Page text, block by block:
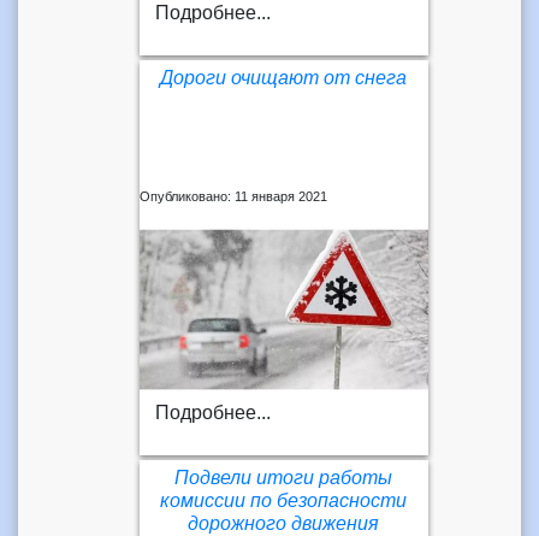
Подробнее...
Дороги очищают от снега
Опубликовано: 11 января 2021
Подробнее...
Подвели итоги работы
комиссии по безопасности
дорожного движения